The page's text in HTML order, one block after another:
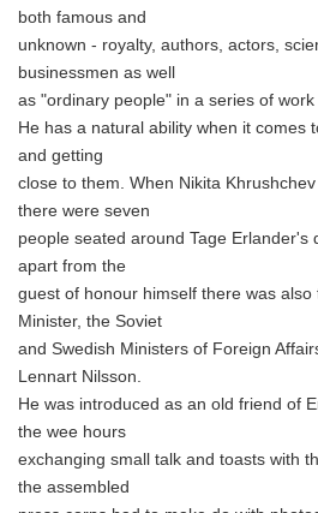
both famous and
unknown - royalty, authors, actors,
businessmen as well
as "ordinary people" in a series of work
He has a natural ability when it comes
and getting
close to them. When Nikita
there were seven
people seated around Tage Erlander's
apart from the
guest of honour himself there was also
Minister, the Soviet
and Swedish Ministers of Foreign
Lennart Nilsson.
He was introduced as an old friend of
the wee hours
exchanging small talk and toasts with
the assembled